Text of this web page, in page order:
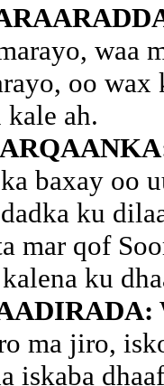
oo
ah.
baxay oo
ku
mar qof
ku
ma jiro,
iskaba